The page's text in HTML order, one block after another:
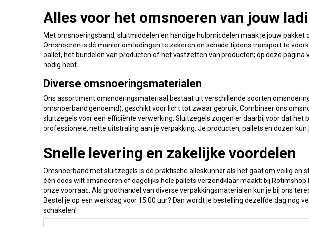
Alles voor het omsnoeren van jouw
Met omsnoeringsband, sluitmiddelen en handige hulpmiddelen maak je jouw pakket
Omsnoeren is dé manier om ladingen te zekeren en schade tijdens transport te
pallet, het bundelen van producten of het vastzetten van producten; op deze pagina
nodig hebt.
Diverse omsnoeringsmaterialen
Ons assortiment omsnoeringsmateriaal bestaat uit verschillende soorten
omsnoerband genoemd), geschikt voor licht tot zwaar gebruik. Combineer ons
sluitzegels voor een efficiënte verwerking. Sluitzegels zorgen er daarbij voor dat het
professionele, nette uitstraling aan je verpakking. Je producten, pallets en dozen
Snelle levering en zakelijke voordelen
Omsnoerband met sluitzegels is dé praktische alleskunner als het gaat om veilig en
één doos wilt omsnoeren of dagelijks hele pallets verzendklaar maakt: bij Rotimshop
onze voorraad. Als groothandel van diverse verpakkingsmaterialen kun je bij ons
Bestel je op een werkdag voor 15:00 uur? Dan wordt je bestelling dezelfde dag nog
schakelen!